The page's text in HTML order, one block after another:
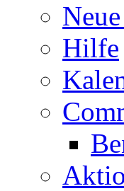
Hilfe